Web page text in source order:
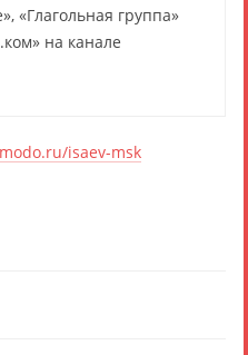
«Глагольная группа»
на канале
isaev-msk